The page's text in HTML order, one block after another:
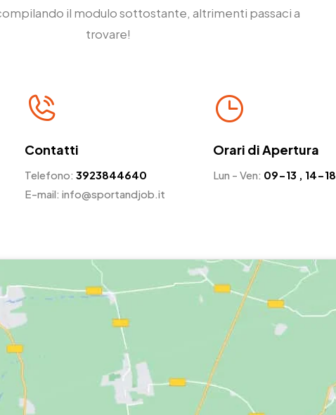
il modulo sottostante, altrimenti passaci a
trovare!
Contatti
Telefono: 3923844640
E-mail: info@sportandjob.it
Orari di Apertura
Lun - Ven: 09-13 , 14-18